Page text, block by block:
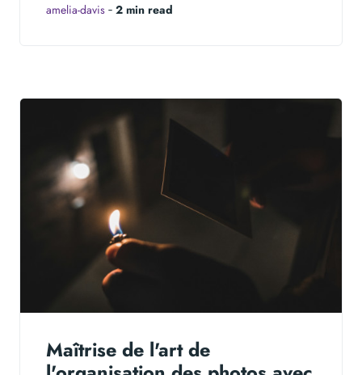
amelia-davis ‐ 2 min read
Maîtrise de l'art de